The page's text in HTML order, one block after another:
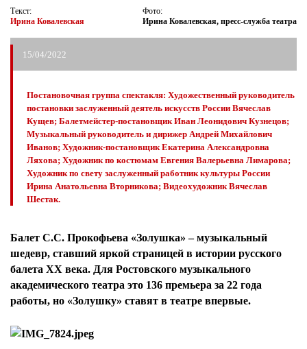
Текст:
Ирина Ковалевская
Фото:
Ирина Ковалевская, пресс-служба театра
15/04/2022
Постановочная группа спектакля: Художественный руководитель
постановки заслуженный деятель искусств России Вячеслав
Кущев; Балетмейстер-постановщик Иван Леонидович Кузнецов;
Музыкальный руководитель и дирижер Андрей Михайлович
Иванов; Художник-постановщик Екатерина Александровна
Ляхова; Художник по костюмам Евгения Валерьевна Лимарова;
Художник по свету заслуженный работник культуры России
Ирина Анатольевна Вторникова; Видеохудожник Вячеслав
Шестак.
Балет С.С. Прокофьева «Золушка» – музыкальный
шедевр, ставший яркой страницей в истории русского
балета XX века. Для Ростовского музыкального
академического театра это 136 премьера за 22 года
работы, но «Золушку» ставят в театре впервые.